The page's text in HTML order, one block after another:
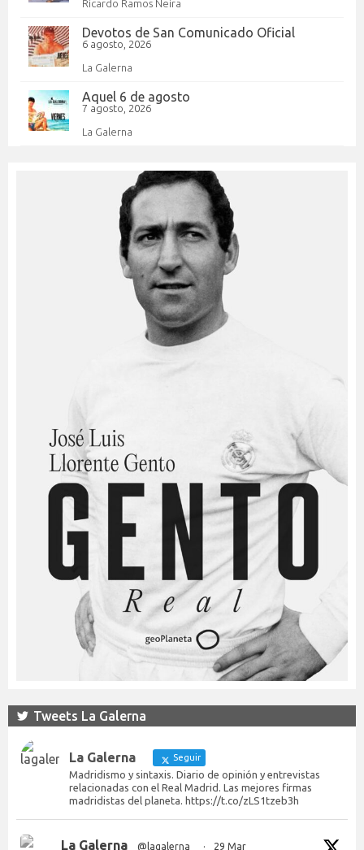
Ricardo Ramos Neira
Devotos de San Comunicado Oficial
6 agosto, 2026
La Galerna
Aquel 6 de agosto
7 agosto, 2026
La Galerna
Tweets La Galerna
La Galerna Seguir
Madridismo y sintaxis. Diario de opinión y entrevistas
relacionadas con el Real Madrid. Las mejores firmas
madridistas del planeta. https://t.co/zLS1tzeb3h
La Galerna @lagalerna_ · 29 Mar